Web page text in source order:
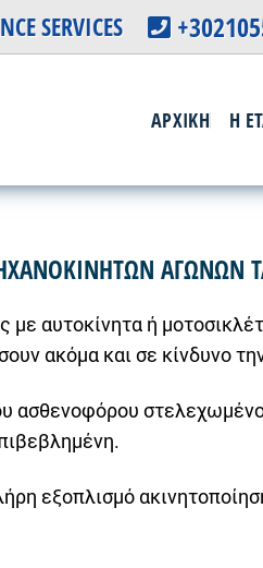
SERVICES
ΑΡΧΙΚΗ Η
ΑΓΩΝΩΝ
με αυτοκίνητα ή
ακόμα και σε κίνδυνο
ασθενοφόρου
εξοπλισμό